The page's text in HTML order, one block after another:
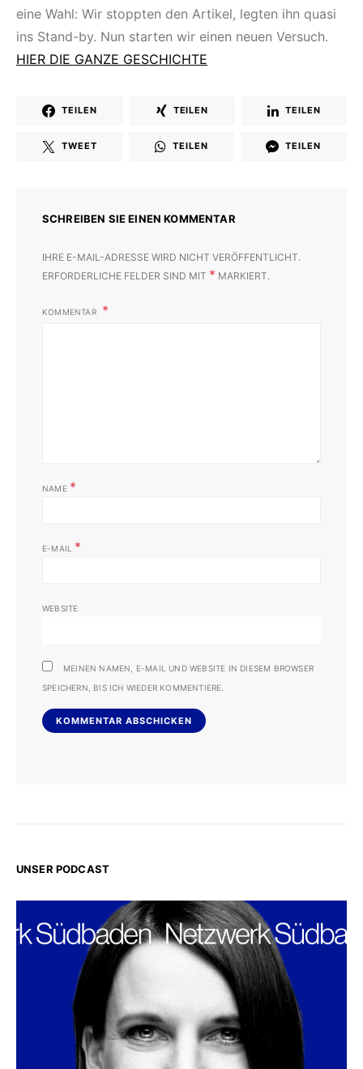
eine Wahl: Wir stoppten den Artikel, legten ihn quasi
ins Stand-by. Nun starten wir einen neuen Versuch.
HIER DIE GANZE GESCHICHTE
TEILEN TEILEN TEILEN
TWEET TEILEN TEILEN
SCHREIBEN SIE EINEN KOMMENTAR
IHRE E-MAIL-ADRESSE WIRD NICHT VERÖFFENTLICHT.
ERFORDERLICHE FELDER SIND MIT * MARKIERT.
KOMMENTAR
NAME *
E-MAIL *
WEBSITE
MEINEN NAMEN, E-MAIL UND WEBSITE IN DIESEM BROWSER
SPEICHERN, BIS ICH WIEDER KOMMENTIERE.
UNSER PODCAST